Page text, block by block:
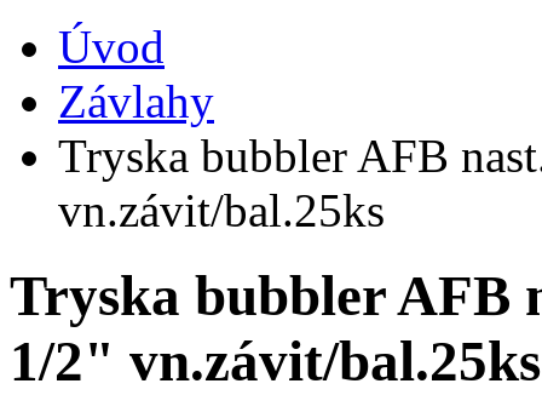
Úvod
Závlahy
Tryska bubbler AFB
vn.závit/bal.25ks
Tryska bubbler AFB
1/2" vn.závit/bal.25ks